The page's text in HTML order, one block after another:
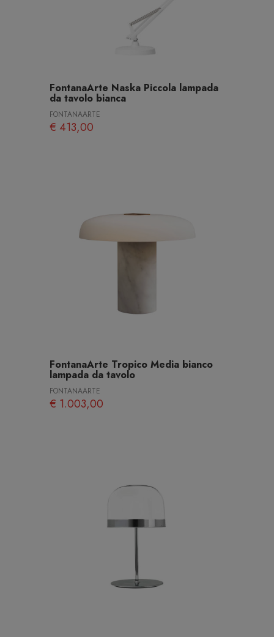
FontanaArte Naska Piccola lampada
da tavolo bianca
FONTANAARTE
€ 413,00
FontanaArte Tropico Media bianco
lampada da tavolo
FONTANAARTE
€ 1.003,00